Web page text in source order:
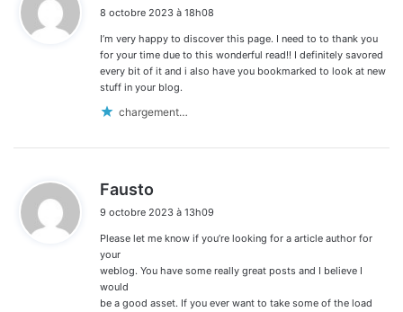
:
8 octobre 2023 à 18h08
I’m very happy to discover this page. I need to to thank you
for your time due to this wonderful read!! I definitely savored
every bit of it and i also have you bookmarked to look at new
stuff in your blog.
chargement…
Fausto
t
9 octobre 2023 à 13h09
Please let me know if you’re looking for a article author for
your
weblog. You have some really great posts and I believe I
would
be a good asset. If you ever want to take some of the load